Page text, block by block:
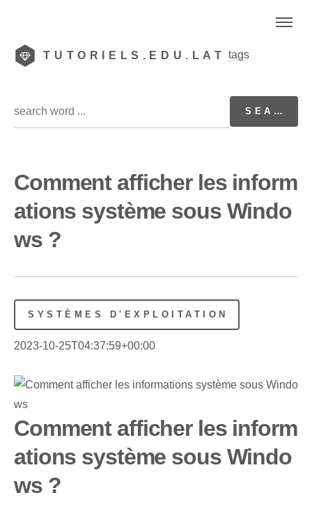
TUTORIELS.EDU.LAT tags
Comment afficher les inform
ations système sous Windo
ws ?
SYSTÈMES D'EXPLOITATION
2023-10-25T04:37:59+00:00
Comment afficher les inform
ations système sous Windo
ws ?